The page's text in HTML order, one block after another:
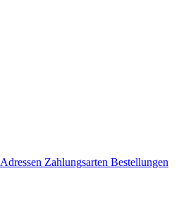
Adressen Zahlungsarten Bestellungen